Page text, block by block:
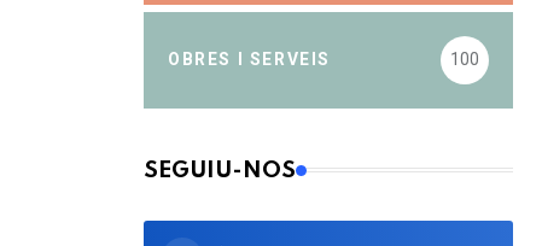
OBRES I SERVEIS 100
SEGUIU-NOS